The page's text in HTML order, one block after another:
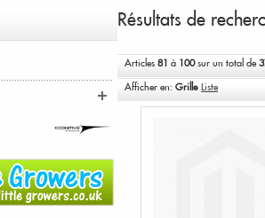
Résultats de
Articles 81 à 100sur un total de
Afficher en: Grille Liste